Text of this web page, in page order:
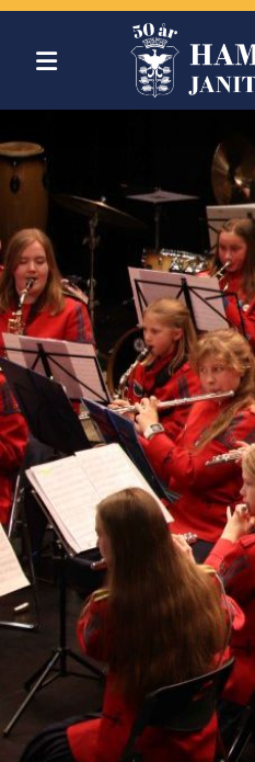
Om oss
Blogg
Korpsene
Bli med
Instruktører
Musikkinstrumenter
Medlemsinfo
Medlemsbladet